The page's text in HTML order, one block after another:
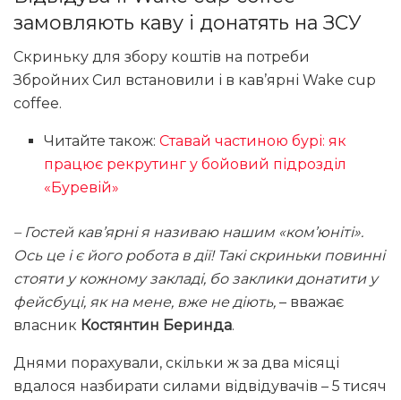
замовляють каву і донатять на ЗСУ
Скриньку для збору коштів на потреби
Збройних Сил встановили і в кав’ярні Wake cup
coffee.
Читайте також:Ставай частиною бурі: як
працює рекрутинг у бойовий підрозділ
«Буревій»
– Гостей кав’ярні я називаю нашим «ком’юніті».
Ось це і є його робота в дії! Такі скриньки повинні
стояти у кожному закладі, бо заклики донатити у
фейсбуці, як на мене, вже не діють, – вважає
власник Костянтин Беринда.
Днями порахували, скільки ж за два місяці
вдалося назбирати силами відвідувачів – 5 тисяч